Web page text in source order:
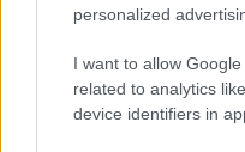
personalized
I want to allow
related to analytics
device identifiers in